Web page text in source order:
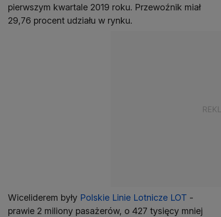
pierwszym kwartale 2019 roku. Przewoźnik miał
29,76 procent udziału w rynku.
Wiceliderem były Polskie Linie Lotnicze LOT -
prawie 2 miliony pasażerów, o 427 tysięcy mniej